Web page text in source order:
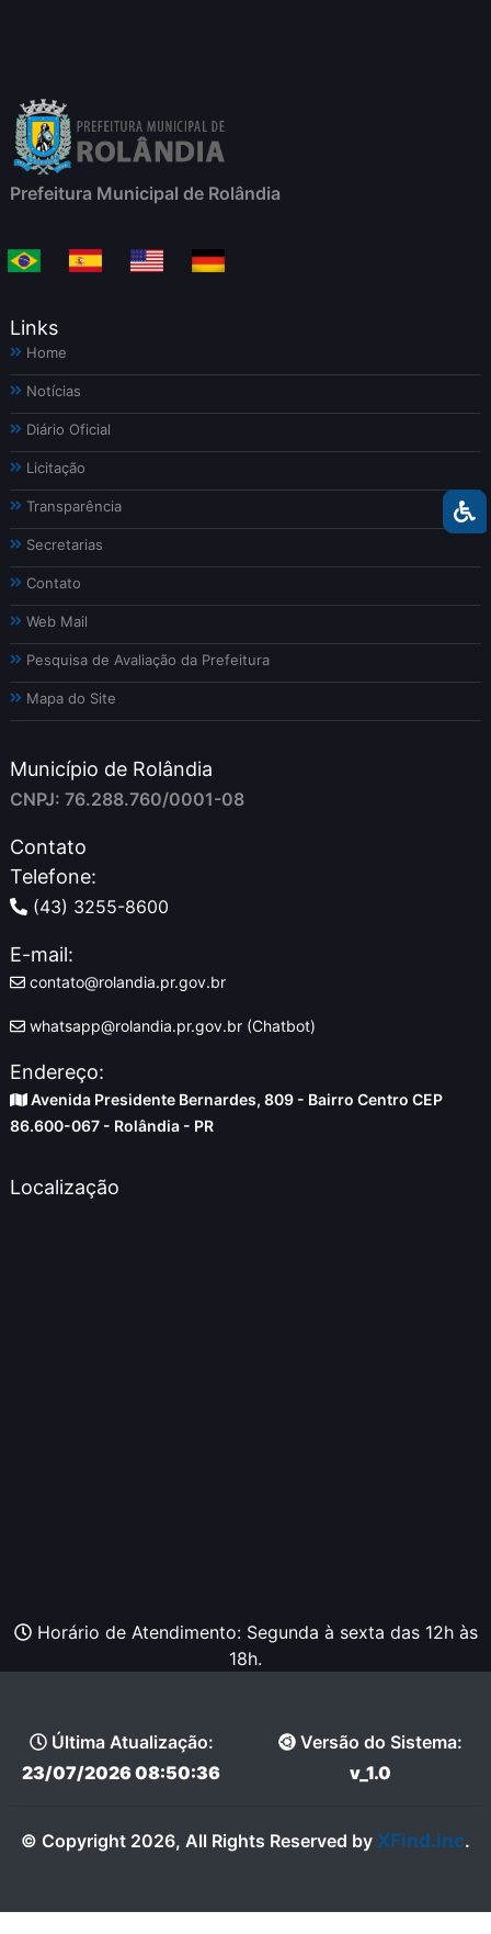
Prefeitura Municipal de Rolândia
Links
Home
Notícias
Diário Oficial
Licitação
Transparência
Secretarias
Contato
Web Mail
Pesquisa de Avaliação da Prefeitura
Mapa do Site
Município de Rolândia
CNPJ: 76.288.760/0001-08
Contato
Telefone:
(43) 3255-8600
E-mail:
contato@rolandia.pr.gov.br
whatsapp@rolandia.pr.gov.br (Chatbot)
Endereço:
Avenida Presidente Bernardes, 809 - Bairro Centro CEP
86.600-067 - Rolândia - PR
Localização
Horário de Atendimento: Segunda à sexta das 12h às
18h.
Última Atualização:
23/07/2026 08:50:36
Versão do Sistema:
v_1.0
© Copyright 2026, All Rights Reserved by XFind.inc.